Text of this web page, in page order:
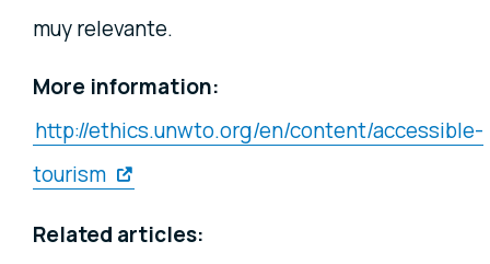
muy relevante.
More information:
http://ethics.unwto.org/en/content/accessible-
tourism
Related articles: